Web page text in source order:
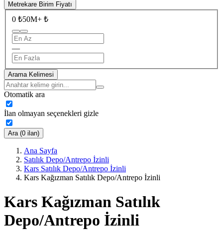
Metrekare Birim Fiyatı
0 ₺50M+ ₺
—
Arama Kelimesi
Otomatik ara
İlan olmayan seçenekleri gizle
Ara (0 ilan)
Ana Sayfa
Satılık Depo/Antrepo İzinli
Kars Satılık Depo/Antrepo İzinli
Kars Kağızman Satılık Depo/Antrepo İzinli
Kars Kağızman Satılık
Depo/Antrepo İzinli